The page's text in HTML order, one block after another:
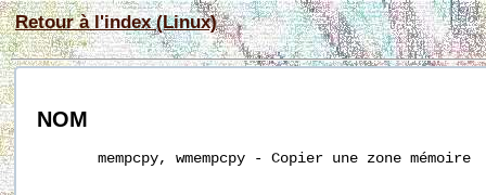
Retour à l'index (Linux)
NOM
       mempcpy, wmempcpy - Copier une zone mémoire